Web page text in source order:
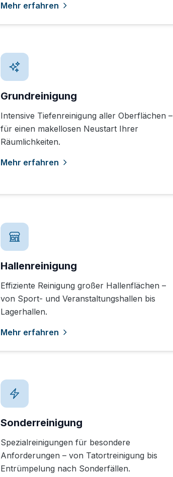
Mehr erfahren
Grundreinigung
Intensive Tiefenreinigung aller Oberflächen –
für einen makellosen Neustart Ihrer
Räumlichkeiten.
Mehr erfahren
Hallenreinigung
Effiziente Reinigung großer Hallenflächen –
von Sport- und Veranstaltungshallen bis
Lagerhallen.
Mehr erfahren
Sonderreinigung
Spezialreinigungen für besondere
Anforderungen – von Tatortreinigung bis
Entrümpelung nach Sonderfällen.